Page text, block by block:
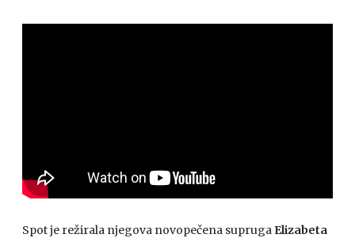
Spot je režirala njegova novopečena supruga Elizabeta